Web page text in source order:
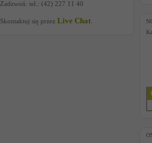
Zadzwoń: tel.: (42) 227 11 40
Skontaktuj się przez Live Chat